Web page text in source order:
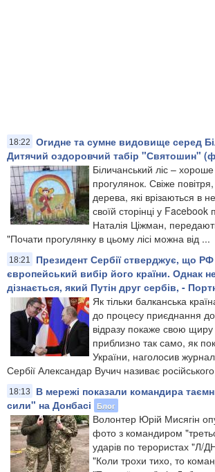
18:22
Огидне та сумне видовище серед
Дитячий оздоровчий табір "Святошин"
Біличанський ліс –
прогулянок. Свіже
дерева, які врізаються в
своїй сторінці у Facebook
Наталія Ціжман,
"Почати прогулянку в цьому лісі можна від ...
18:21
Президент Сербії стверджує, що
європейський вибір його країни. Однак
дізнається, який Путін друг сербів, -
Як тільки балканська
до процесу приєднання
відразу покаже свою
приблизно так само, як
України, наголосив
Сербії Александар Вучич називає
18:13
В мережі показали командира
сили" на Донбасі
Блог
Волонтер Юрій Мисягін
фото з командиром
ударів по терористах "Л/
"Коли трохи тихо, то